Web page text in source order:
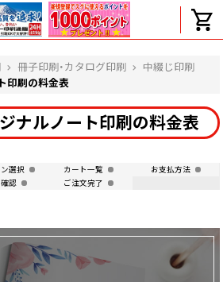
冊子印刷・カタログ印刷
中綴じ印刷
印刷の料金表
ナルノート印刷の料金表
選択 カート一覧
お支払方法
認 ご注文完了
問
文は可能ですか？
で確認できますか？
をかけて納品できま